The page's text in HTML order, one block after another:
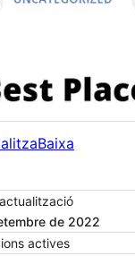
Baixa
de 2022
actives